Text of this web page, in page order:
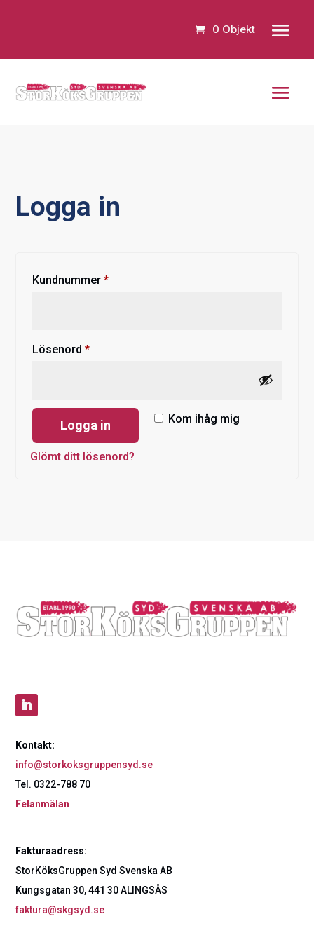
0 Objekt
Logga in
Kundnummer*Obligatoriskt
Lösenord*Obligatoriskt
Kom ihåg mig
Logga in
Glömt ditt lösenord?
Kontakt:
info@storkoksgruppensyd.se
Tel. 0322-788 70
Felanmälan
Fakturaadress:
StorKöksGruppen Syd Svenska AB
Kungsgatan 30, 441 30 ALINGSÅS
faktura@skgsyd.se